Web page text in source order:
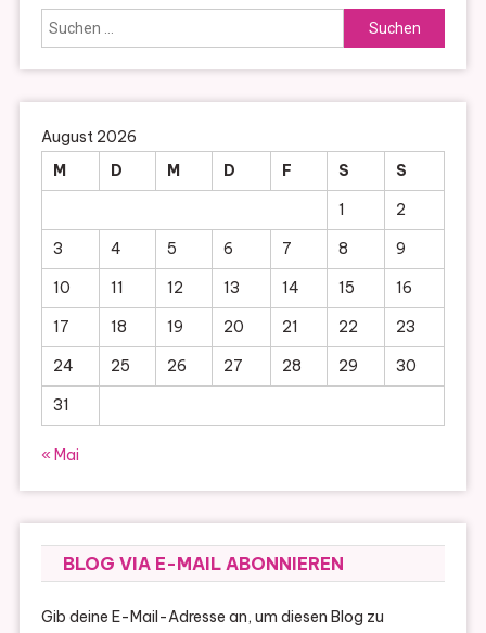
Suchen
nach:
August 2026
M
D M D F S
S
1
2
3
4 5 6 7 8
9
10
11 12 13 14 15
16
17
18 19 20 21 22
23
24
25 26 27 28 29
30
31
« Mai
BLOG VIA E-MAIL ABONNIEREN
Gib deine E-Mail-Adresse an, um diesen Blog zu